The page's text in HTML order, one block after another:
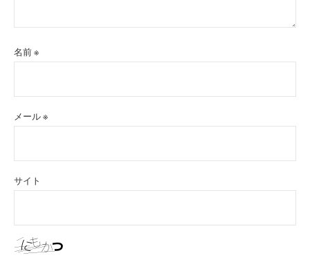
名前※
メール※
サイト